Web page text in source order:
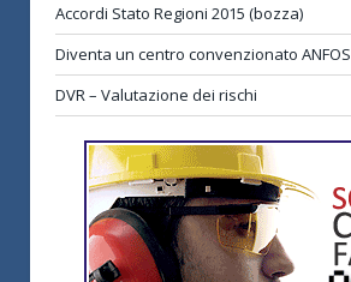
Accordi Stato Regioni 2015 (bozza)
Diventa un centro convenzionato ANFOS
DVR – Valutazione dei rischi